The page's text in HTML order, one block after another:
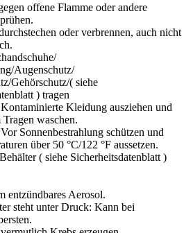
offene Flamme oder andere
oder verbrennen, auch nicht
Augenschutz/
Gehörschutz/( siehe
) tragen
Kontaminierte Kleidung ausziehen und
waschen.
Vor Sonnenbestrahlung schützen und
über 50 °C/122 °F aussetzen.
( siehe Sicherheitsdatenblatt )
entzündbares Aerosol.
steht unter Druck: Kann bei